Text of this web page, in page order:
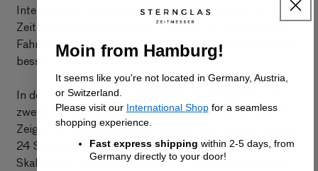
Internationalen Meridian-Konferenz als weltweiter
Zeitbezugspunkt festgelegt. Ziel war es, internationale
Fahrpläne, die Navigation und den globalen Funkverkehr
besser koordinieren zu können.
In der Uhrenwelt bezeichnet GMT die Fähigkeit, eine
zweite Zeitzone anzuzeigen. Dafür sorgt ein zusätzlicher
Zeiger, der sogenannte GMT-Zeiger, der sich einmal alle
24 Stunden dreht und auf eine separate 24-Stunden-
Skala zeigt. So lässt sich jederzeit eine zweite Ortszeit
Moin from Hamburg!
It seems like you're not located in Germany, Austria,
or Switzerland.
Please visit our International Shop for a seamless
shopping experience.
Fast express shipping within 2-5 days, from
Germany directly to your door!